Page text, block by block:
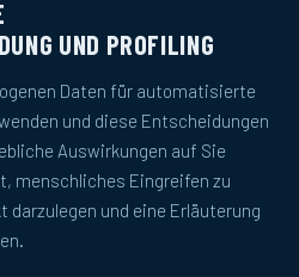
UND PROFILING
Daten für automatisierte
und diese Entscheidungen
Auswirkungen auf Sie
menschliches Eingreifen zu
darzulegen und eine Erläuterung